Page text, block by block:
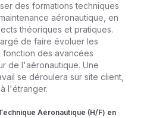
des formations techniques
aéronautique, en
théoriques et pratiques.
de faire évoluer les
des avancées
de l'aéronautique. Une
se déroulera sur site client,
l'étranger.
Aéronautique (H/F) en